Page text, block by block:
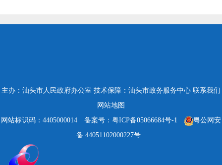
主办：汕头市人民政府办公室 技术保障：汕头市政务服务中心 联系我们
网站地图
网站标识码：4405000014
备案号：粤ICP备05066684号-1
粤公网安
备 44051102000227号